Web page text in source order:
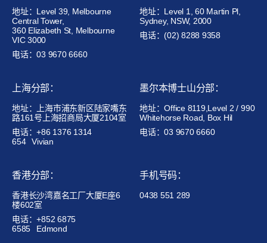
地址：Level 39, Melbourne
Central Tower,
360 Elizabeth St, Melbourne
VIC 3000
电话：03 9670 6660
地址：Level 1, 60 Martin Pl,
Sydney, NSW, 2000
电话：(02) 8288 9358
上海分部：
地址：上海市浦东新区陆家嘴东
路161号上海招商局大厦2104室
电话：+86 1376 1314
654
Vivian
墨尔本博士山分部：
地址：Office 8119,Level 2 / 990
Whitehorse Road, Box Hil
电话：03 9670 6660
香港分部：
香港长沙湾嘉名工厂大厦E座6
楼602室
电话：+852 6875
6585
Edmond
手机号码：
0438 551 289